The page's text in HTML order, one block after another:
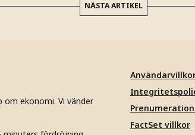
NÄSTA ARTIKEL
om ekonomi. Vi vänder
FactSet villkor